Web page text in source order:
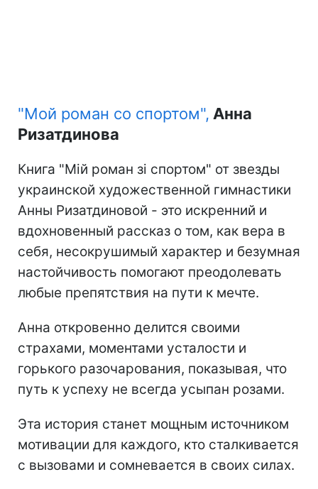
"Мой роман со спортом", Анна
Ризатдинова
Книга "Мій роман зі спортом" от звезды
украинской художественной гимнастики
Анны Ризатдиновой - это искренний и
вдохновенный рассказ о том, как вера в
себя, несокрушимый характер и безумная
настойчивость помогают преодолевать
любые препятствия на пути к мечте.
Анна откровенно делится своими
страхами, моментами усталости и
горького разочарования, показывая, что
путь к успеху не всегда усыпан розами.
Эта история станет мощным источником
мотивации для каждого, кто сталкивается
с вызовами и сомневается в своих силах.